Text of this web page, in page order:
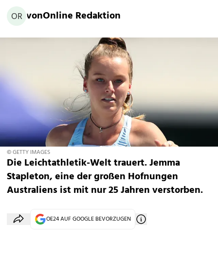
OR vonOnline Redaktion
© GETTY IMAGES
Die Leichtathletik-Welt trauert. Jemma
Stapleton, eine der großen Hofnungen
Australiens ist mit nur 25 Jahren verstorben.
OE24 AUF GOOGLE BEVORZUGEN